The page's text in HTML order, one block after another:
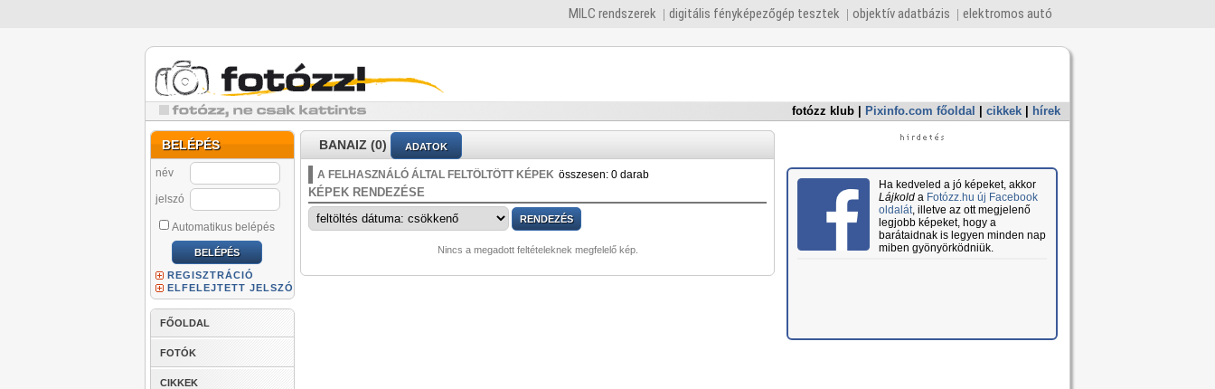
MILC rendszerek digitális fényképezőgép tesztek objektív adatbázis elektromos autó
fotózz klub Pixinfo.com főoldal cikkek hírek
BELÉPÉS
név
jelszó
Automatikus belépés
REGISZTRÁCIÓ
ELFELEJTETT JELSZÓ
FŐOLDAL
FOTÓK
CIKKEK
BANAIZ (0) ADATOK
A FELHASZNÁLÓ ÁLTAL FELTÖLTÖTT KÉPEK összesen: 0 darab
KÉPEK RENDEZÉSE
Nincs a megadott feltételeknek megfelelő kép.
Ha kedveled a jó képeket, akkor
Lájkolda Fotózz.hu új Facebook
oldalát, illetve az ott megjelenő
legjobb képeket, hogy a
barátaidnak is legyen minden nap
miben gyönyörködniük.